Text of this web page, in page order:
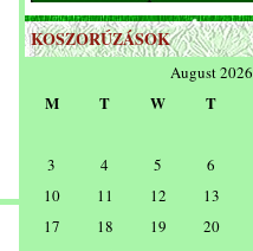
KOSZORÚZÁSOK
August 2026
M T W T
3
4 5 6
10
11 12 13
17
18 19 20